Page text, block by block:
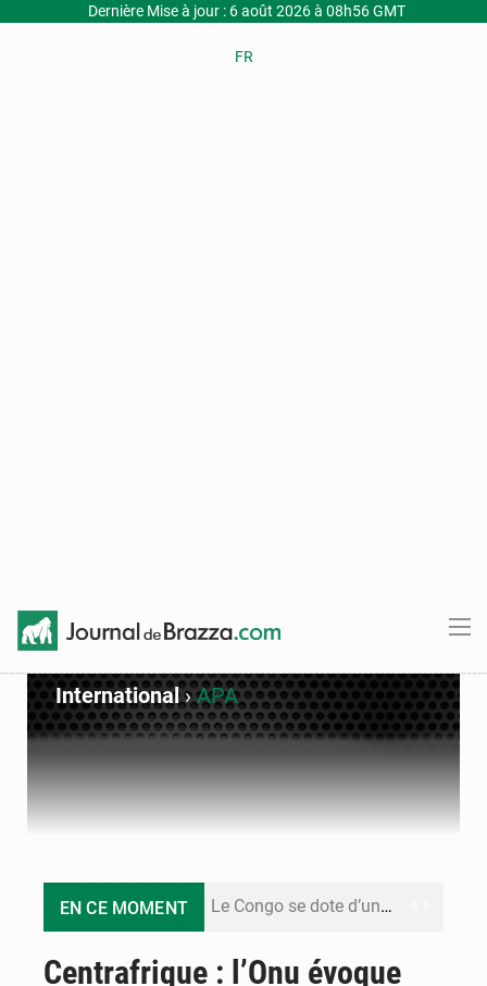
Dernière Mise à jour : 6 août 2026 à 08h56 GMT
FR
International›APA
EN CE MOMENT Le Congo se dote d’un programme national pour valoriser les produits forestiers non ligneux
Centrafrique : l’Onu évoque